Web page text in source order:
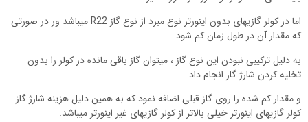
اما در کولر گازیهای بدون اینورتر نوع مبرد از نوع گاز R22 میباشد ور در صورتی
که مقدار آن در طول زمان کم شود
به دلیل ترکیبی نبودن این نوع گاز ، میتوان گاز باقی مانده در کولر را بدون
تخلیه کردن شارژ گاز انجام داد
و مقدار کم شده را روی گاز قبلی اضافه نمود که به همین دلیل هزینه شارژ گاز
کولر گازیهای اینورتر خیلی بالاتر از کولر گازیهای غیر اینورتر میباشد.